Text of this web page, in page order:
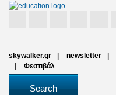
skywalker.gr
newsletter
Φεστιβάλ
Search
Studies
Scholarships